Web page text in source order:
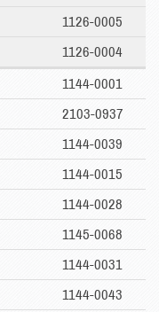
1126-0005
1126-0004
1144-0001
2103-0937
1144-0039
1144-0015
1144-0028
1145-0068
1144-0031
1144-0043